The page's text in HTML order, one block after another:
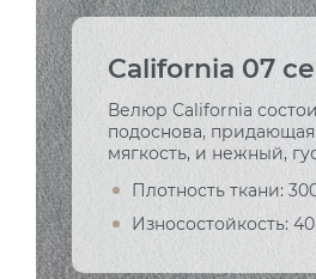
California 07
Велюр California
подоснова,
мягкость, и нежный,
Плотность ткани:
Износостойкость: